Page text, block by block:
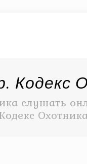
Кодекс
слушать